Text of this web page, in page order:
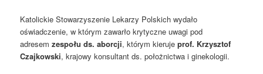
Katolickie Stowarzyszenie Lekarzy Polskich wydało
oświadczenie, w którym zawarło krytyczne uwagi pod
adresemzespołu ds. aborcji, którym kierujeprof. Krzysztof
Czajkowski, krajowy konsultant ds. położnictwa i ginekologii.